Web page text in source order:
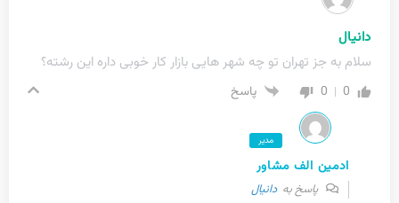
دانیال
سلام به جز تهران تو چه شهر هایی بازار کار خوبی داره این رشته؟
0
0 پاسخ
مدیر
ادمین الف مشاور
پاسخ بهدانیال